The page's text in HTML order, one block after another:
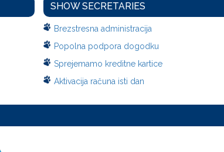
SHOW SECRETARIES
Brezstresna administracija
Popolna podpora dogodku
Sprejemamo kreditne kartice
Aktivacija računa isti dan